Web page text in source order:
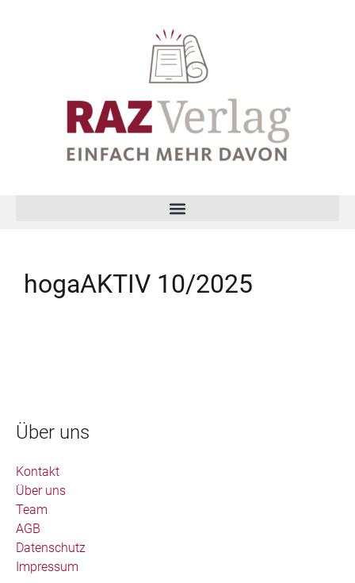
hogaAKTIV 10/2025
Über uns
Kontakt
Über uns
Team
AGB
Datenschutz
Impressum